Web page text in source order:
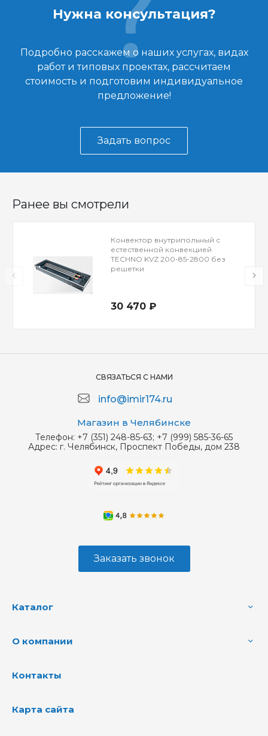
Нужна консультация?
Подробно расскажем о наших услугах, видах
работ и типовых проектах, рассчитаем
стоимость и подготовим индивидуальное
предложение!
Задать вопрос
Ранее вы смотрели
Конвектор внутрипольный с
естественной конвекцией
TECHNO KVZ 200-85-2800 без
решетки
30 470 ₽
СВЯЗАТЬСЯ С НАМИ
info@imir174.ru
Магазин в Челябинске
Телефон: +7 (351) 248-85-63; +7 (999) 585-36-65
Адрес: г. Челябинск, Проспект Победы, дом 238
Заказать звонок
Каталог
О компании
Контакты
Карта сайта